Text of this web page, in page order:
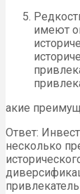
имеют
акие
Ответ:
несколько